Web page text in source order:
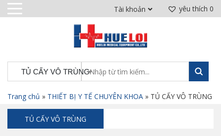
yêu thích 0
Tài khoản
TỦ CẤY VÔ TRÙNG
Trang chủ » THIẾT BỊ Y TẾ CHUYÊN KHOA » TỦ CẤY VÔ TRÙNG
TỦ CẤY VÔ TRÙNG
Máy sắc thuốc tự động giá rẻ